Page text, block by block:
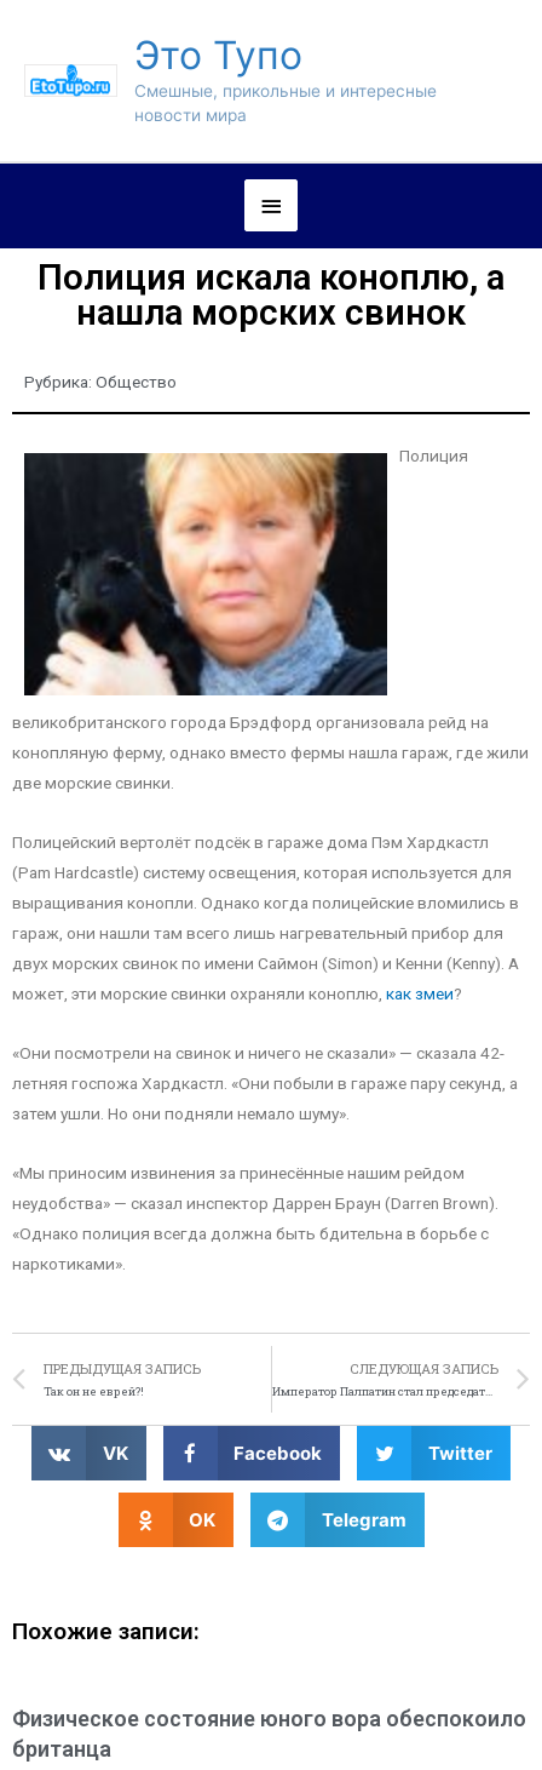
Это Тупо
Смешные, прикольные и интересные
новости мира
Полиция искала коноплю, а
нашла морских свинок
Рубрика: Общество
Полиция
великобританского города Брэдфорд организовала рейд на
конопляную ферму, однако вместо фермы нашла гараж, где жили
две морские свинки.
Полицейский вертолёт подсёк в гараже дома Пэм Хардкастл
(Pam Hardcastle) систему освещения, которая используется для
выращивания конопли. Однако когда полицейские вломились в
гараж, они нашли там всего лишь нагревательный прибор для
двух морских свинок по имени Саймон (Simon) и Кенни (Kenny). А
может, эти морские свинки охраняли коноплю, как змеи?
«Они посмотрели на свинок и ничего не сказали» — сказала 42-
летняя госпожа Хардкастл. «Они побыли в гараже пару секунд, а
затем ушли. Но они подняли немало шуму».
«Мы приносим извинения за принесённые нашим рейдом
неудобства» — сказал инспектор Даррен Браун (Darren Brown).
«Однако полиция всегда должна быть бдительна в борьбе с
наркотиками».
ПРЕДЫДУЩАЯ ЗАПИСЬ
Так он не еврей?!
СЛЕДУЮЩАЯ ЗАПИСЬ
Император Палпатин стал председателем совета Одессы
VK Facebook Twitter
OK Telegram
Похожие записи:
Физическое состояние юного вора обеспокоило
британца